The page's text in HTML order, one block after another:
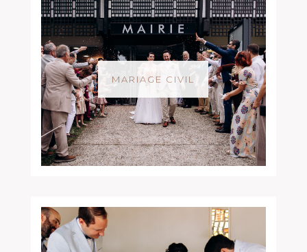
MARIAGE CIVIL